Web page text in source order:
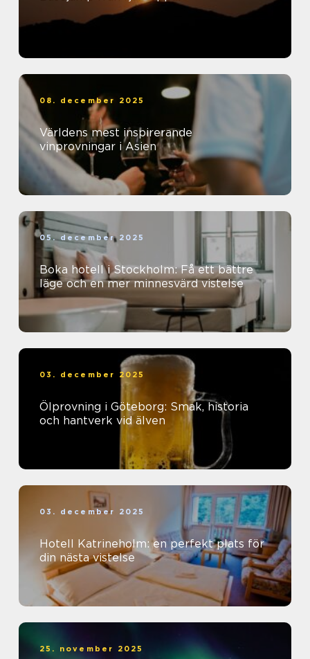
08. december 2025
Världens mest inspirerande
vinprovningar i Asien
05. december 2025
Boka hotell i Stockholm: Få ett bättre
läge och en mer minnesvärd vistelse
03. december 2025
Ölprovning i Göteborg: Smak, historia
och hantverk vid älven
03. december 2025
Hotell Katrineholm: en perfekt plats för
din nästa vistelse
25. november 2025